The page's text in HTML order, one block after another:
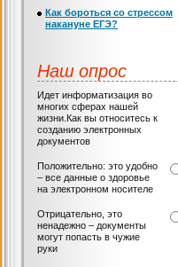
Как бороться со стрессом
накануне ЕГЭ?
Наш опрос
Идет информатизация во
многих сферах нашей
жизни.Как вы относитесь к
созданию электронных
документов
Положительно: это удобно
– все данные о здоровье
на электронном носителе
Отрицательно, это
ненадежно – документы
могут попасть в чужие
руки